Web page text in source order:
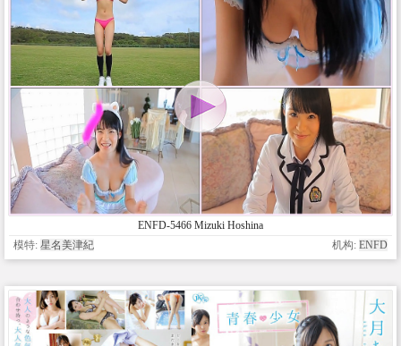
ENFD-5466 Mizuki Hoshina
模特: 星名美津紀 机构: ENFD